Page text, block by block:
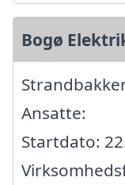
Bogø
Ansatte:
Startdato: